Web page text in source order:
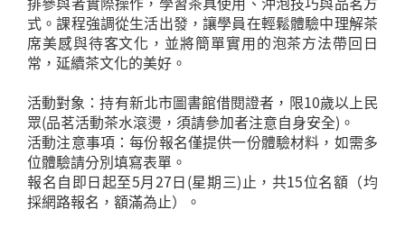
式。課程強調從生活出發，讓學員在輕鬆體驗中理解茶
席美感與待客文化，並將簡單實用的泡茶方法帶回日
常，延續茶文化的美好。
活動對象：持有新北市圖書館借閱證者，限10歲以上民
眾(品茗活動茶水滾燙，須請參加者注意自身安全)。
活動注意事項：每份報名僅提供一份體驗材料，如需多
位體驗請分別填寫表單。
報名自即日起至5月27日(星期三)止，共15位名額（均
採網路報名，額滿為止）。